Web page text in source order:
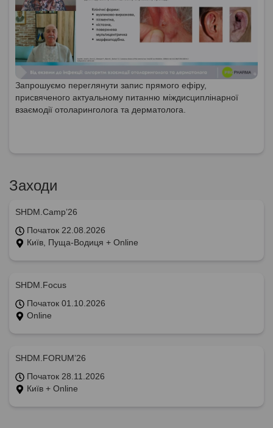
Запрошуємо переглянути запис прямого ефіру,
присвяченого актуальному питанню міждисциплінарної
взаємодії отоларинголога та дерматолога.
Заходи
SHDM.Camp’26
Початок 22.08.2026
Київ, Пуща-Водиця + Online
SHDM.Focus
Початок 01.10.2026
Online
SHDM.FORUM’26
Початок 28.11.2026
Київ + Online